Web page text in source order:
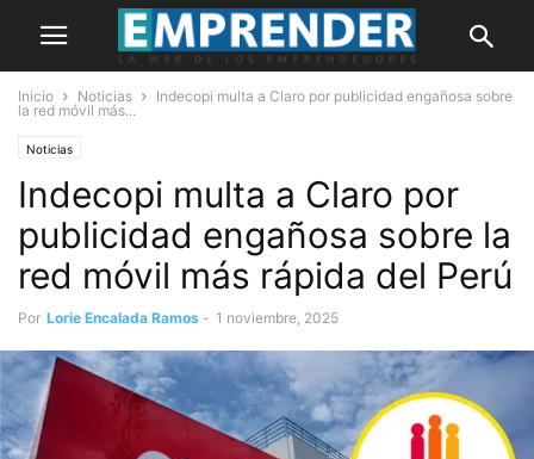
Inicio Noticias
Indecopi multa a Claro por publicidad engañosa sobre
la red móvil más...
Noticias
Indecopi multa a Claro por
publicidad engañosa sobre la
red móvil más rápida del Perú
Por Lorie Encalada Ramos - 1 noviembre, 2025